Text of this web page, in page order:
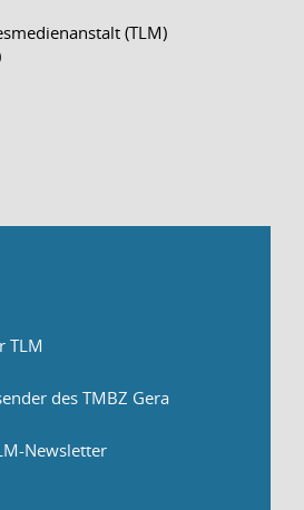
(TLM)
TLM
des TMBZ Gera
Newsletter